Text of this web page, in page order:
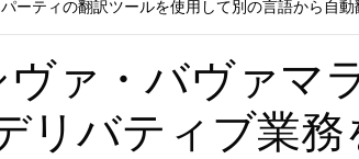
ティの翻訳ツールを使用して別の言語から自動
ァ・バヴァマ
リバティブ業務